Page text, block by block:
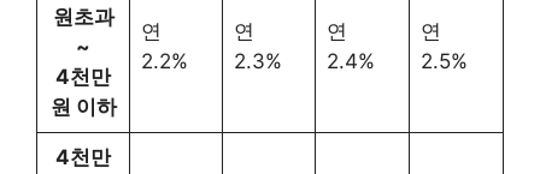
원초과
~
4천만
원 이하
연
2.2%
연
2.3%
연
2.4%
연
2.5%
4천만